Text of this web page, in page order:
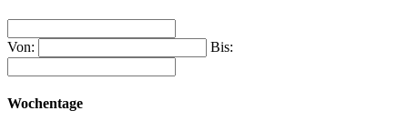
Von: Bis:
Wochentage